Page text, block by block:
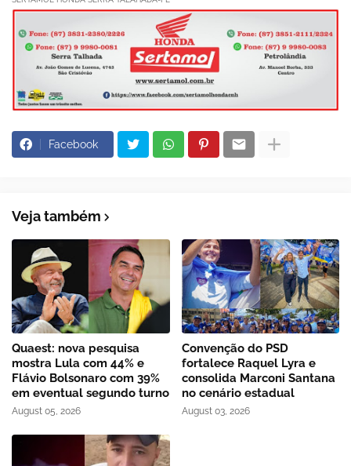
Facebook
Veja também
Quaest: nova pesquisa
mostra Lula com 44% e
Flávio Bolsonaro com 39%
em eventual segundo turno
August 05, 2026
Convenção do PSD
fortalece Raquel Lyra e
consolida Marconi Santana
no cenário estadual
August 03, 2026